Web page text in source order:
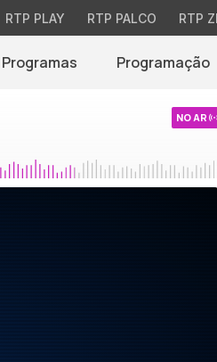
RTP PLAY RTP PALCO RTP
Programas Programação
NO AR